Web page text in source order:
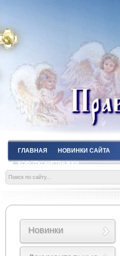
ГЛАВНАЯ НОВИНКИ САЙТА
КОРОТКОМЕТРАЖКИ
Новинки